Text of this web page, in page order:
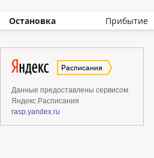
Остановка Прибытие